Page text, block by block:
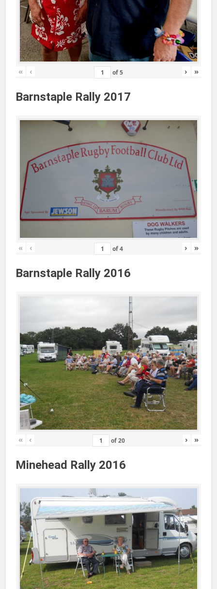
« ‹ of5 › »
Barnstaple Rally 2017
« ‹ of4 › »
Barnstaple Rally 2016
« ‹ of20 › »
Minehead Rally 2016